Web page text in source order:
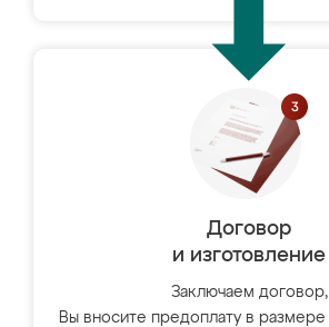
Договор
и изготовление
Заключаем договор,
Вы вносите предоплату в размере